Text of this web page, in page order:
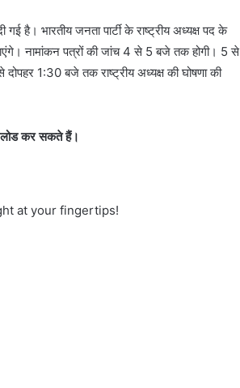
गई है। भारतीय जनता पार्टी के राष्ट्रीय अध्यक्ष पद के
नामांकन पत्रों की जांच 4 से 5 बजे तक होगी। 5 से
1:30 बजे तक राष्ट्रीय अध्यक्ष की घोषणा की
कर सकते हैं।
at your fingertips!